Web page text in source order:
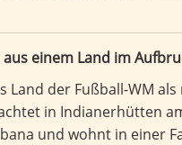
einem Land im
Land der Fußball-WM als
in Indianerhütten
und wohnt in einer